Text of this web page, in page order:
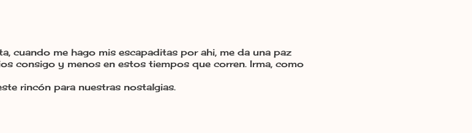
cuando me hago mis escapaditas por ahi, me da una paz
consigo y menos en estos tiempos que corren. Irma, como
rincón para nuestras nostalgias.